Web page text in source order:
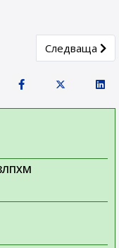
НА
Next article:
Следваща